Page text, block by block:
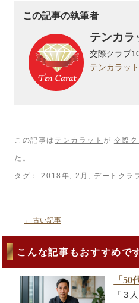
この記事の執筆者
テンカラ
交際クラブ
テンカラッ
この記事は テンカラット が 交際
た。
タグ：2018年, 2月 ,デートクラ
← 古い記事
こんな記事もおすすめで
「50
「３